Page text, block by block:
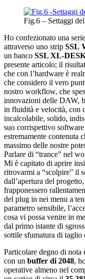
Fig.6 – Settaggi
Ho confezionato una
attraverso uno strip SSL
un banco SSL XL-
presente articolo; il
che con l’hardware è
che considero il vero
nostro workflow, che
innovazioni delle DAW,
in fluidità e velocità, con
incalcolabile, solido,
suo corrispettivo
estremamente contenuta
massimo delle nostre
Parlare di “trance” nel
Mi è capitato di aprire
ritrovarmi a “scolpire” il
dall’apertura del
frapponessero
del plug in nei menu a
parametro sensibile,
cosa vi possa venire in
dal primo istante di
sottile sfumatura di taglio
Particolare degno di
con un buffer di 2048,
operative almeno nel